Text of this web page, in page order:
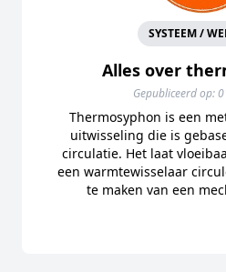
SYSTEEM /
Alles over
Gepubliceerd op:
Thermosyphon is een
uitwisseling die is
circulatie. Het laat
een warmtewisselaar
te maken van een